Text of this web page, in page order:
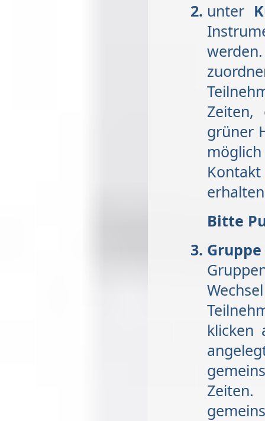
unter
grüner
Bitte
klicken